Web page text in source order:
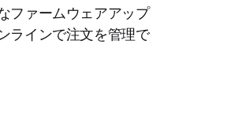
ファームウェアアップ
ラインで注文を管理で